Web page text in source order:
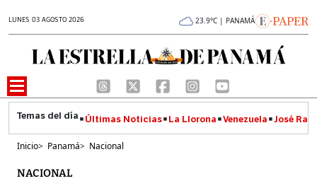
LUNES 03 AGOSTO 2026 23.9°C | PANAMÁ
Últimas Noticias La Llorona Venezuela José
Inicio> Panamá> Nacional
NACIONAL